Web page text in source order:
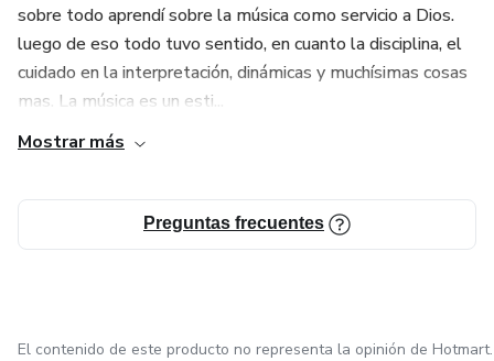
sobre todo aprendí sobre la música como servicio a Dios.
luego de eso todo tuvo sentido, en cuanto la disciplina, el
cuidado en la interpretación, dinámicas y muchísimas cosas
mas. La música es un esti...
Mostrar más
Preguntas frecuentes
El contenido de este producto no representa la opinión de Hotmart.